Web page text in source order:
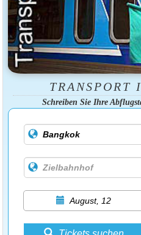
TRANSPORT
Schreiben Sie Ihre
August, 12